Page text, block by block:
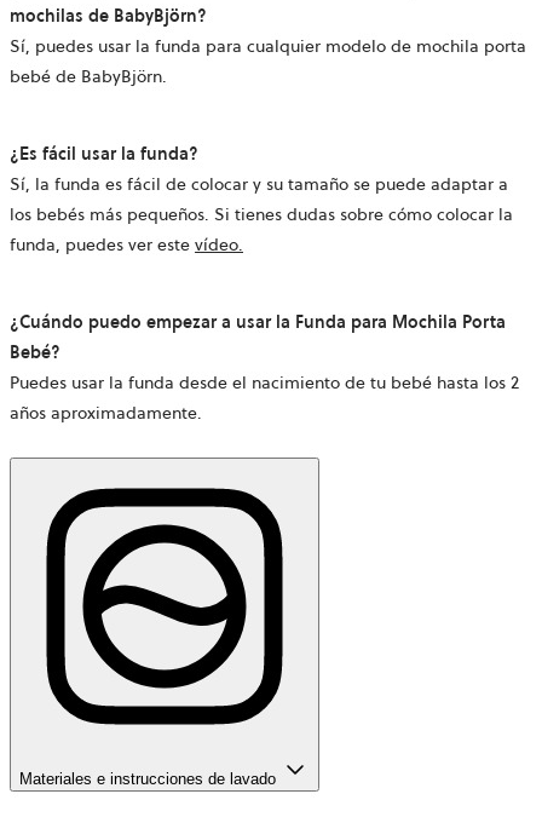
mochilas de BabyBjörn?
Sí, puedes usar la funda para cualquier modelo de mochila porta
bebé de BabyBjörn.
¿Es fácil usar la funda?
Sí, la funda es fácil de colocar y su tamaño se puede adaptar a
los bebés más pequeños. Si tienes dudas sobre cómo colocar la
funda, puedes ver este vídeo.
una
nueva.
¿Cuándo puedo empezar a usar la Funda para Mochila Porta
Bebé?
Puedes usar la funda desde el nacimiento de tu bebé hasta los 2
años aproximadamente.
Materiales e instrucciones de lavado